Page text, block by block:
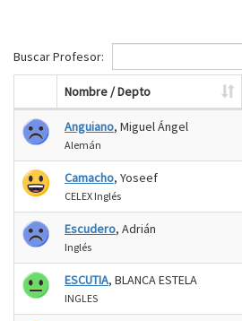
Buscar Profesor:
Nombre / Depto
Anguiano, Miguel Ángel
Alemán
Camacho, Yoseef
CELEX Inglés
Escudero, Adrián
Inglés
ESCUTIA, BLANCA ESTELA
INGLES